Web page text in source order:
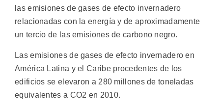
las emisiones de gases de efecto invernadero
relacionadas con la energía y de aproximadamente
un tercio de las emisiones de carbono negro.
Las emisiones de gases de efecto invernadero en
América Latina y el Caribe procedentes de los
edificios se elevaron a 280 millones de toneladas
equivalentes a CO2 en 2010.